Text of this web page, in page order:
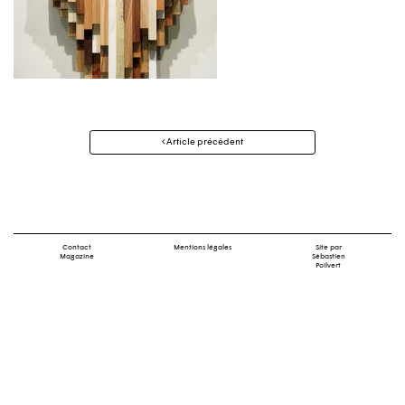
Navigation
Article précédent
Contact
Magazine
Mentions légales
Site par
Sébastien
Poilvert